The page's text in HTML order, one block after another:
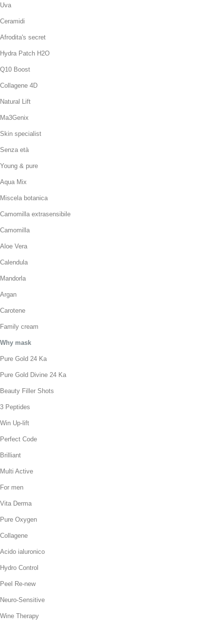
Uva
Ceramidi
Afrodita's secret
Hydra Patch H2O
Q10 Boost
Collagene 4D
Natural Lift
Ma3Genix
Skin specialist
Senza età
Young & pure
Aqua Mix
Miscela botanica
Camomilla extrasensibile
Camomilla
Aloe Vera
Calendula
Mandorla
Argan
Carotene
Family cream
Why mask
Pure Gold 24 Ka
Pure Gold Divine 24 Ka
Beauty Filler Shots
3 Peptides
Win Up-lift
Perfect Code
Brilliant
Multi Active
For men
Vita Derma
Pure Oxygen
Collagene
Acido ialuronico
Hydro Control
Peel Re-new
Neuro-Sensitive
Wine Therapy